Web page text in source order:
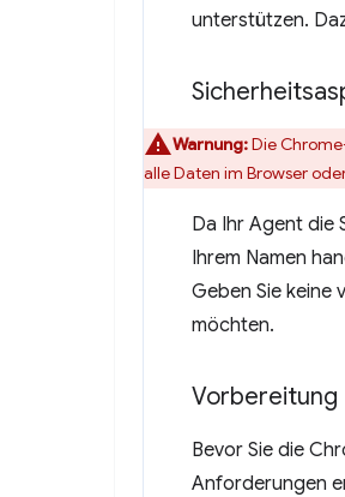
unterstützen.
Warnung:Die
alle Daten im Browser
Da Ihr Agent die
Ihrem Namen
Geben Sie keine
möchten.
Vorbereitung
Bevor Sie die
Anforderungen